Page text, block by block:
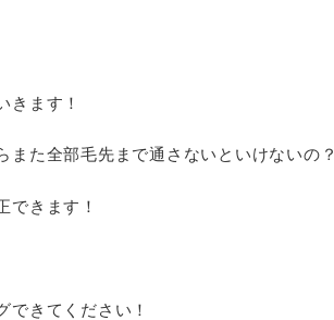
きます！
た全部毛先まで通さないといけないの？
できます！
できてください！